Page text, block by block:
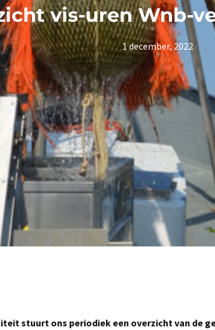
vis-uren Wnb-
1 december, 2022
stuurt ons periodiek een overzicht van de